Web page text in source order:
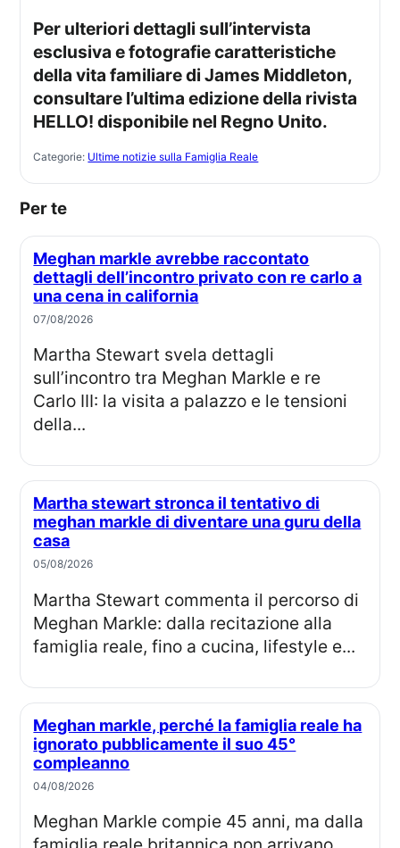
Per ulteriori dettagli sull’intervista
esclusiva e fotografie caratteristiche
della vita familiare di James Middleton,
consultare l’ultima edizione della rivista
HELLO! disponibile nel Regno Unito.
Categorie: Ultime notizie sulla Famiglia Reale
Per te
Meghan markle avrebbe raccontato
dettagli dell’incontro privato con re carlo a
una cena in california
07/08/2026
Martha Stewart svela dettagli
sull’incontro tra Meghan Markle e re
Carlo III: la visita a palazzo e le tensioni
della...
Martha stewart stronca il tentativo di
meghan markle di diventare una guru della
casa
05/08/2026
Martha Stewart commenta il percorso di
Meghan Markle: dalla recitazione alla
famiglia reale, fino a cucina, lifestyle e...
Meghan markle, perché la famiglia reale ha
ignorato pubblicamente il suo 45°
compleanno
04/08/2026
Meghan Markle compie 45 anni, ma dalla